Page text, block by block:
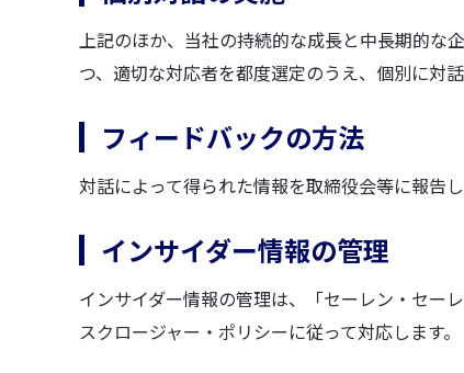
上記のほか、当社の持続的な成長と中長期的な
つ、適切な対応者を都度選定のうえ、個別に対話
フィードバックの方法
対話によって得られた情報を取締役会等に報告し
インサイダー情報の管理
インサイダー情報の管理は、「セーレン・セー
スクロージャー・ポリシーに従って対応します。